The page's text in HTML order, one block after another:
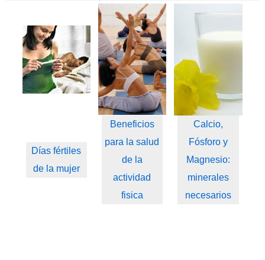
Días fértiles
de la mujer
Beneficios
para la salud
de la
actividad
fisica
Calcio,
Fósforo y
Magnesio:
minerales
necesarios